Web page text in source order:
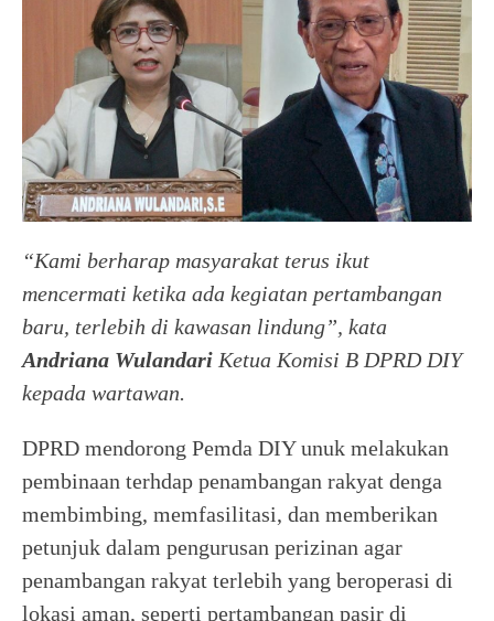
“Kami berharap masyarakat terus ikut
mencermati ketika ada kegiatan pertambangan
baru, terlebih di kawasan lindung”, kata
Andriana Wulandari Ketua Komisi B DPRD DIY
kepada wartawan.
DPRD mendorong Pemda DIY unuk melakukan
pembinaan terhdap penambangan rakyat denga
membimbing, memfasilitasi, dan memberikan
petunjuk dalam pengurusan perizinan agar
penambangan rakyat terlebih yang beroperasi di
lokasi aman, seperti pertambangan pasir di